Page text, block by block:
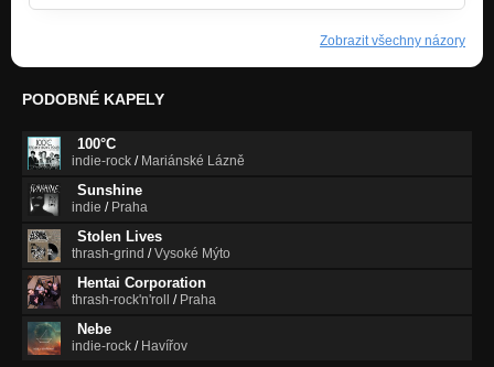
Zobrazit všechny názory
PODOBNÉ KAPELY
100°C
indie-rock / Mariánské Lázně
Sunshine
indie / Praha
Stolen Lives
thrash-grind /Vysoké Mýto
Hentai Corporation
thrash-rock'n'roll / Praha
Nebe
indie-rock / Havířov